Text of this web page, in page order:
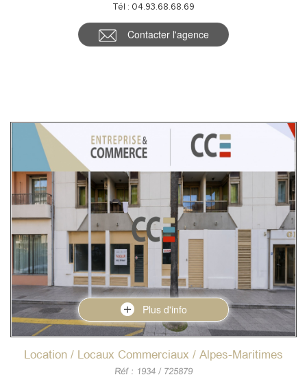
Tél : 04.93.68.68.69
Contacter l'agence
Plus d'info
Location / Locaux Commerciaux / Alpes-Maritimes
Réf : 1934 / 725879